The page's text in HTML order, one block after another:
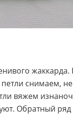
жаккарда.
снимаем,
вяжем
Обратный